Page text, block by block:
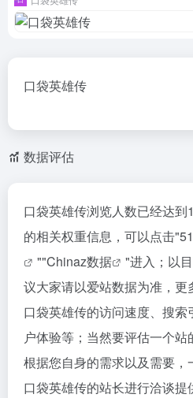
口袋英雄传
数据评估
口袋英雄传浏览人数已经达
的相关权重信息，可以点击"
""Chinaz数据
"进入；以
议大家请以爱站数据为准，更
口袋英雄传的访问速度、搜
户体验等；当然要评估一个
根据您自身的需求以及需要
口袋英雄传的站长进行洽谈提